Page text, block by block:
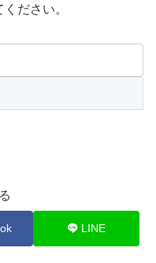
ださい。
LINE